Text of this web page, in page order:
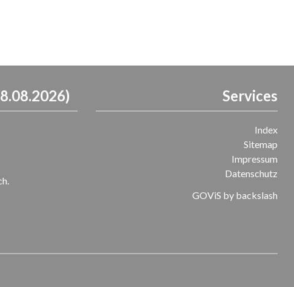
Services
Index
Sitemap
Impressum
Datenschutz
GOViS by backslash